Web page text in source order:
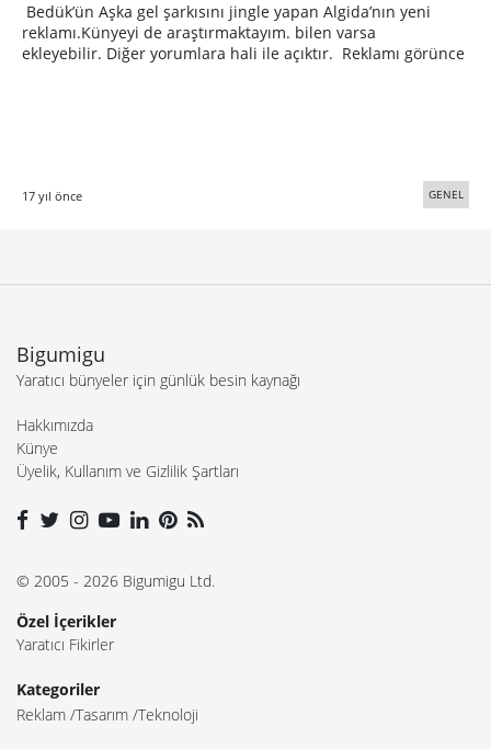
Bedük’ün Aşka gel şarkısını jingle yapan Algida’nın yeni
reklamı.Künyeyi de araştırmaktayım. bilen varsa
ekleyebilir. Diğer yorumlara hali ile açıktır. Reklamı görünce
17 yıl önce GENEL
Bigumigu
Yaratıcı bünyeler için günlük besin kaynağı
Hakkımızda
Künye
Üyelik, Kullanım ve Gizlilik Şartları
© 2005 - 2026 Bigumigu Ltd.
Özel İçerikler
Yaratıcı Fikirler
Kategoriler
Reklam Tasarım Teknoloji